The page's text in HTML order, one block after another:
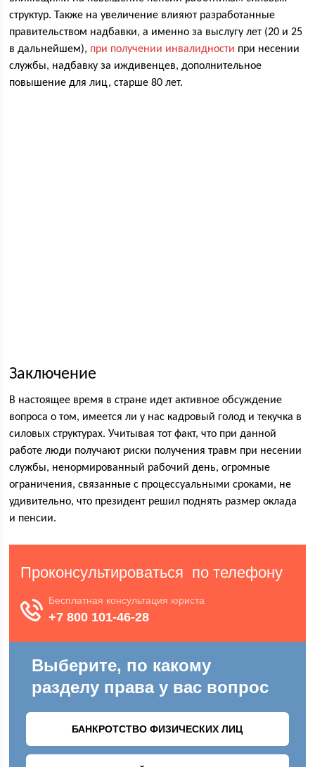
структур. Также на увеличение влияют разработанные
правительством надбавки, а именно за выслугу лет (20 и 25
в дальнейшем), при получении инвалидности при несении
службы, надбавку за иждивенцев, дополнительное
повышение для лиц, старше 80 лет.
Заключение
В настоящее время в стране идет активное обсуждение
вопроса о том, имеется ли у нас кадровый голод и текучка в
силовых структурах. Учитывая тот факт, что при данной
работе люди получают риски получения травм при несении
службы, ненормированный рабочий день, огромные
ограничения, связанные с процессуальными сроками, не
удивительно, что президент решил поднять размер оклада
и пенсии.